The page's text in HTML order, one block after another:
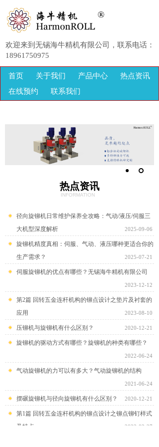
欢迎来到无锡海牛精机有限公司，联系电话：
18961750975
首页 关于我们 产品中心
热点资讯
在线预约
联系我们
热点资讯
INFORMATION
径向旋铆机日常维护保养全攻略：气动/液压/伺服三
大机型深度解析
2025-09-06
旋铆机精度真相：伺服、气动、液压哪种更适合你的
生产需求？
2025-07-21
伺服旋铆机的优点有哪些？无锡海牛精机有限公司
2023-12-12
第2篇 回转五金连杆机构的铆点设计之垫片及衬套的
应用
2023-08-10
压铆机与旋铆机有什么区别？ 2020-12-21
旋铆机的驱动方式有哪些？旋铆机的种类有哪些？
2022-06-24
气动旋铆机的力可以有多大？气动旋铆机的结构
2021-06-24
摆碾旋铆机与径向旋铆机有什么区别？ 2020-12-21
第1篇 回转五金连杆机构的铆点设计之铆点铆钉样式
及特点
2023-02-27